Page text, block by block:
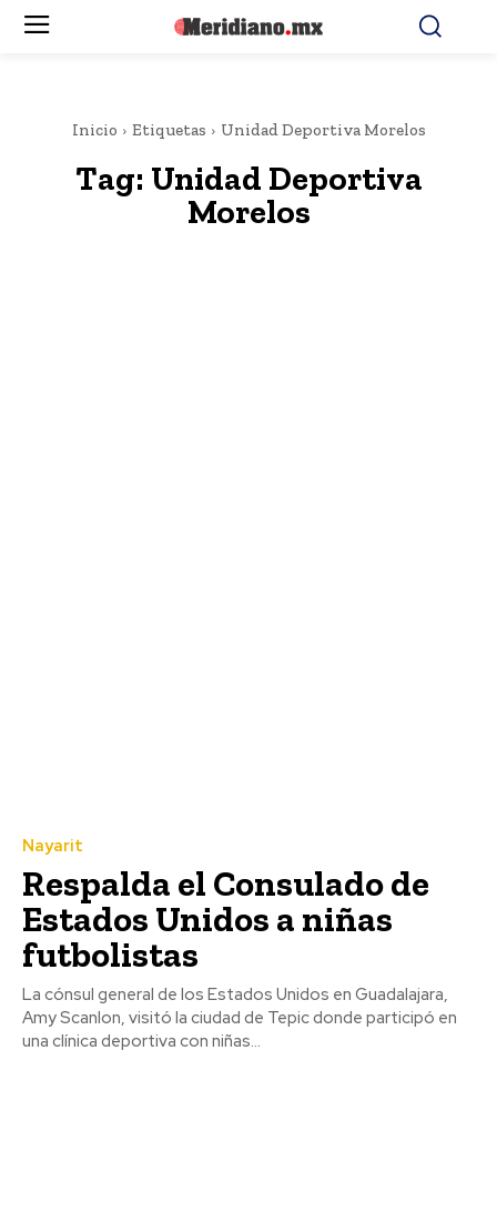
Inicio Etiquetas Unidad Deportiva Morelos
Tag: Unidad Deportiva
Morelos
Nayarit
Respalda el Consulado de
Estados Unidos a niñas
futbolistas
La cónsul general de los Estados Unidos en Guadalajara,
Amy Scanlon, visitó la ciudad de Tepic donde participó en
una clínica deportiva con niñas...